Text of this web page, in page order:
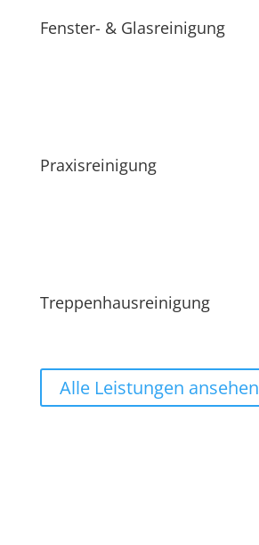
Fenster- & Glasreinigung
Praxisreinigung
Treppenhausreinigung
Alle Leistungen ansehen